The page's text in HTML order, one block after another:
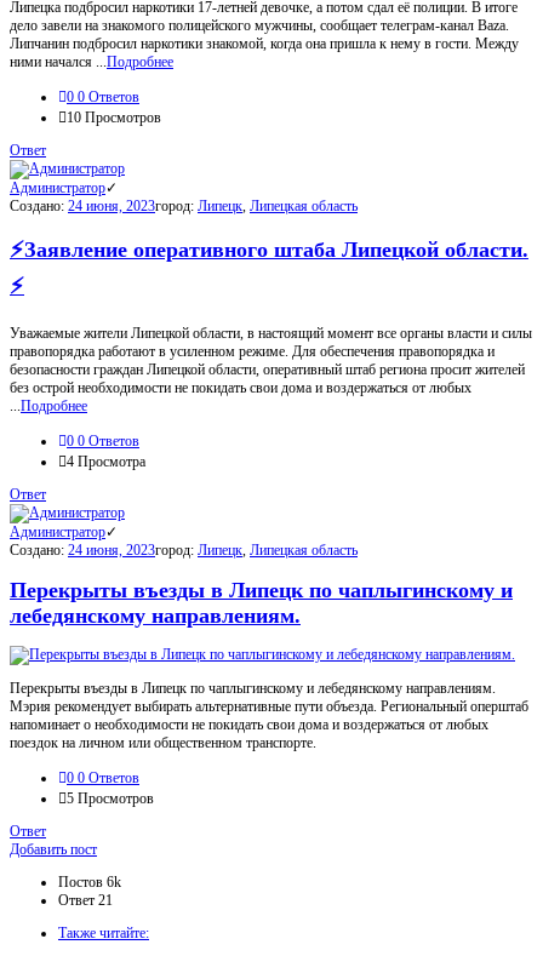
Липецка подбросил наркотики 17-летней девочке, а потом сдал её полиции. В итоге
дело завели на знакомого полицейского мужчины, сообщает телеграм-канал Baza.
Липчанин подбросил наркотики знакомой, когда она пришла к нему в гости. Между
ними начался ... Подробнее
0 0 Ответов
10 Просмотров
Ответ
Администратор
Создано: 24 июня, 2023город: Липецк Липецкая область
⚡Заявление оперативного штаба Липецкой области.
⚡
Уважаемые жители Липецкой области, в настоящий момент все органы власти и силы
правопорядка работают в усиленном режиме. Для обеспечения правопорядка и
безопасности граждан Липецкой области, оперативный штаб региона просит жителей
без острой необходимости не покидать свои дома и воздержаться от любых
Подробнее
0 0 Ответов
4 Просмотра
Ответ
Администратор
Создано: 24 июня, 2023город: Липецк Липецкая область
Перекрыты въезды в Липецк по чаплыгинскому и
лебедянскому направлениям.
Перекрыты въезды в Липецк по чаплыгинскому и лебедянскому направлениям.
Мэрия рекомендует выбирать альтернативные пути объезда. Региональный оперштаб
напоминает о необходимости не покидать свои дома и воздержаться от любых
поездок на личном или общественном транспорте.
0 0 Ответов
5 Просмотров
Ответ
Боковая
Добавить пост
Статистика
Постов 6k
Ответ 21
Также читайте: